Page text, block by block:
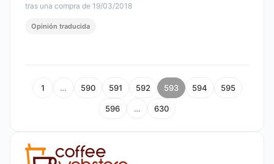
tras una compra de 19/03/2018
Opinión traducida
1 … 590 591 592 593 594 595
596 … 630